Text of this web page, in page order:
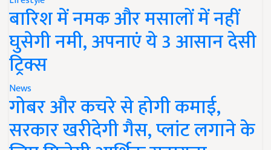
बारिश में नमक और मसालों में नहीं
घुसेगी नमी, अपनाएं ये 3 आसान देसी
ट्रिक्स
News
गोबर और कचरे से होगी कमाई,
सरकार खरीदेगी गैस, प्लांट लगाने के